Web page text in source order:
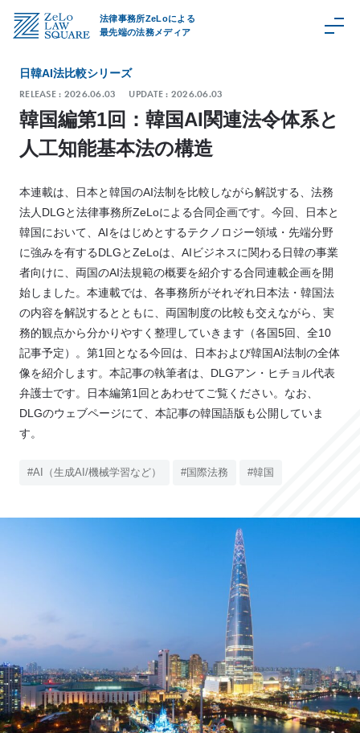
法律事務所ZeLoによる
最先端の法務メディア
C
a
e
g
o
r
y
取
扱
領
域
Z
e
L
o
C
i
n
c
e
導
入
事
例
日韓AI法比較シリーズ
RELEASE : 2026.06.03 UPDATE : 2026.06.03
韓国編第1回：韓国AI関連法令体系と
人工知能基本法の構造
本連載は、日本と韓国のAI法制を比較しながら解説する、法務
法人DLGと法律事務所ZeLoによる合同企画です。今回、日本と
韓国において、AIをはじめとするテクノロジー領域・先端分野
に強みを有するDLGとZeLoは、AIビジネスに関わる日韓の事業
者向けに、両国のAI法規範の概要を紹介する合同連載企画を開
始しました。本連載では、各事務所がそれぞれ日本法・韓国法
の内容を解説するとともに、両国制度の比較も交えながら、実
務的観点から分かりやすく整理していきます（各国5回、全10
記事予定）。第1回となる今回は、日本および韓国AI法制の全体
像を紹介します。本記事の執筆者は、DLGアン・ヒチョル代表
弁護士です。日本編第1回とあわせてご覧ください。なお、
DLGのウェブページにて、本記事の韓国語版も公開していま
す。
#AI（生成AI/機械学習など） #国際法務 #韓国